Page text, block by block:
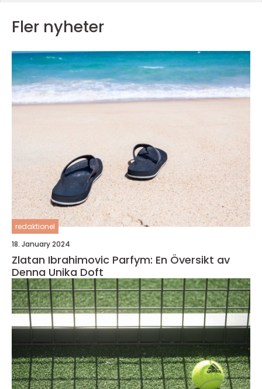
Fler nyheter
redaktionel
18. January 2024
Zlatan Ibrahimovic Parfym: En Översikt av
Denna Unika Doft